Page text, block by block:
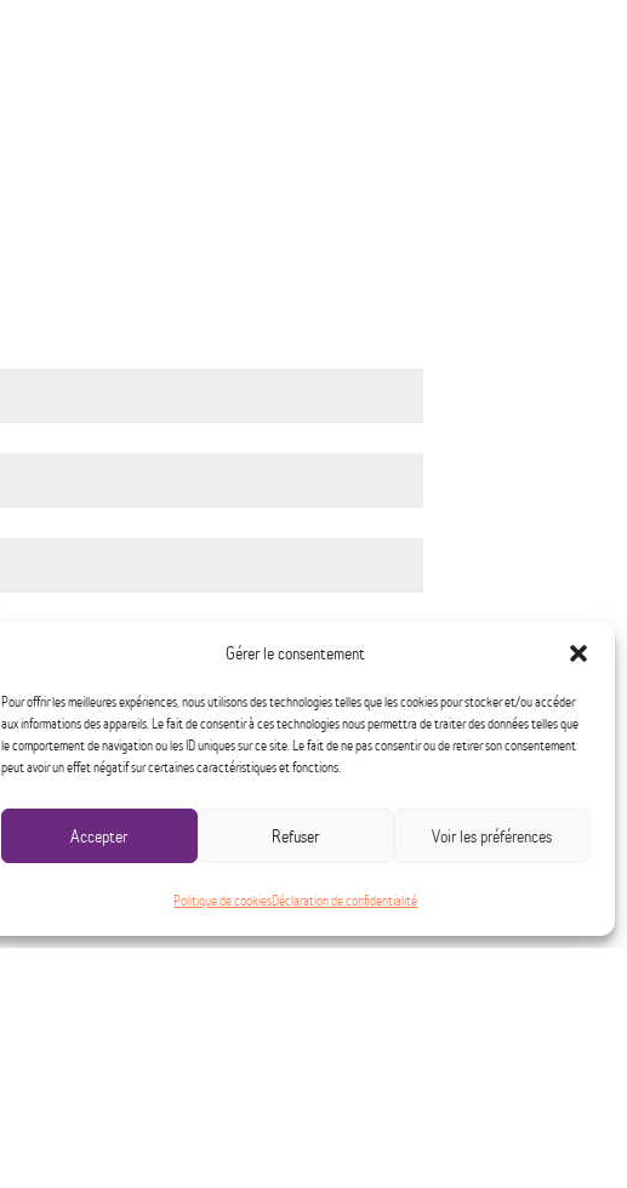
Gérer le consentement
Pour offrir les meilleures expériences, nous utilisons des technologies telles que les cookies pour stocker et/ou accéder
aux informations des appareils. Le fait de consentir à ces technologies nous permettra de traiter des données telles que
le comportement de navigation ou les ID uniques sur ce site. Le fait de ne pas consentir ou de retirer son consentement
peut avoir un effet négatif sur certaines caractéristiques et fonctions.
Accepter Refuser Voir les préférences
Politique de cookiesDéclaration de confidentialité